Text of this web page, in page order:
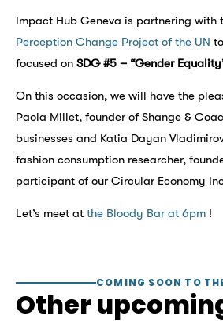
Impact Hub Geneva is partnering with
Perception Change Project of the UN
focused on SDG #5 – “Gender
On this occasion, we will have the
Paola Millet, founder of Shange &
businesses and Katia Dayan
fashion consumption researcher,
participant of our Circular Economy
Let’s meet at the Bloody Bar at 6pm !
COMING SOON TO
Other